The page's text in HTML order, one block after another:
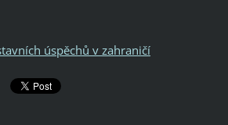
úspěchů v zahraničí